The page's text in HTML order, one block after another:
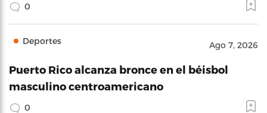
0
Deportes Ago 7, 2026
Puerto Rico alcanza bronce en el béisbol
masculino centroamericano
0